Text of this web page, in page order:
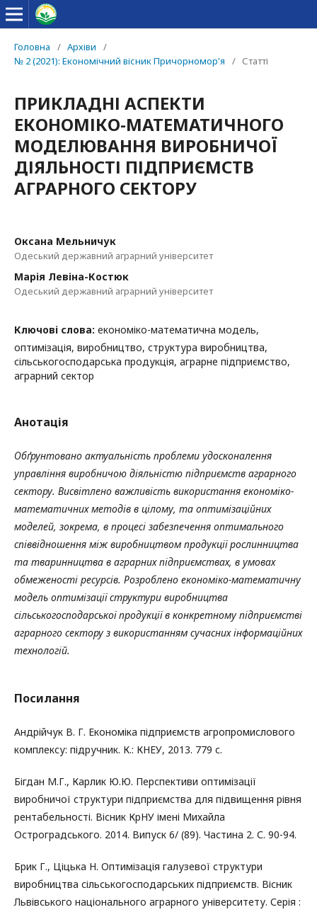
Головна / Архіви
/
№ 2 (2021): Економічний вісник Причорномор'я
/ Статті
ПРИКЛАДНІ АСПЕКТИ
ЕКОНОМІКО-МАТЕМАТИЧНОГО
МОДЕЛЮВАННЯ ВИРОБНИЧОЇ
ДІЯЛЬНОСТІ ПІДПРИЄМСТВ
АГРАРНОГО СЕКТОРУ
Оксана Мельничук
Одеський державний аграрний університет
Марія Левіна-Костюк
Одеський державний аграрний університет
Ключові слова: економіко-математична модель,
оптимізація, виробництво, структура виробництва,
сільськогосподарська продукція, аграрне підприємство,
аграрний сектор
Анотація
Обґрунтовано актуальність проблеми удосконалення
управління виробничою діяльністю підприємств аграрного
сектору. Висвітлено важливість використання економіко-
математичних методів в цілому, та оптимізаційних
моделей, зокрема, в процесі забезпечення оптимального
співвідношення між виробництвом продукції рослинництва
та тваринництва в аграрних підприємствах, в умовах
обмеженості ресурсів. Розроблено економіко-математичну
модель оптимізації структури виробництва
сільськогосподарської продукції в конкретному підприємстві
аграрного сектору з використанням сучасних інформаційних
технологій.
Посилання
Андрійчук В. Г. Економіка підприємств агропромислового
комплексу: підручник. К.: КНЕУ, 2013. 779 с.
Бігдан М.Г., Карлик Ю.Ю. Перспективи оптимізації
виробничої структури підприємства для підвищення рівня
рентабельності. Вісник КрНУ імені Михайла
Остроградського. 2014. Випуск 6/ (89). Частина 2. С. 90-94.
Брик Г., Ціцька Н. Оптимізація галузевої структури
виробництва сільськогосподарських підприємств. Вісник
Львівського національного аграрного університету. Серія :